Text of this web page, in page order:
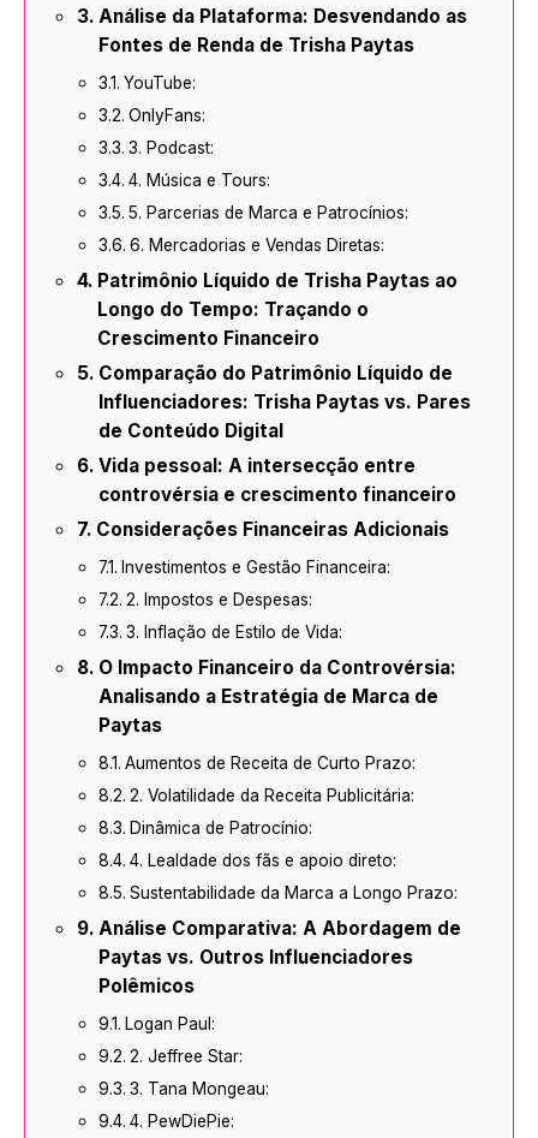
Análise da Plataforma: Desvendando as
Fontes de Renda de Trisha Paytas
YouTube:
OnlyFans:
3. Podcast:
4. Música e Tours:
5. Parcerias de Marca e Patrocínios:
6. Mercadorias e Vendas Diretas:
Patrimônio Líquido de Trisha Paytas ao
Longo do Tempo: Traçando o
Crescimento Financeiro
Comparação do Patrimônio Líquido de
Influenciadores: Trisha Paytas vs. Pares
de Conteúdo Digital
Vida pessoal: A intersecção entre
controvérsia e crescimento financeiro
Considerações Financeiras Adicionais
Investimentos e Gestão Financeira:
2. Impostos e Despesas:
3. Inflação de Estilo de Vida:
O Impacto Financeiro da Controvérsia:
Analisando a Estratégia de Marca de
Paytas
Aumentos de Receita de Curto Prazo:
2. Volatilidade da Receita Publicitária:
Dinâmica de Patrocínio:
4. Lealdade dos fãs e apoio direto:
Sustentabilidade da Marca a Longo Prazo:
Análise Comparativa: A Abordagem de
Paytas vs. Outros Influenciadores
Polêmicos
Logan Paul:
2. Jeffree Star:
3. Tana Mongeau:
4. PewDiePie: